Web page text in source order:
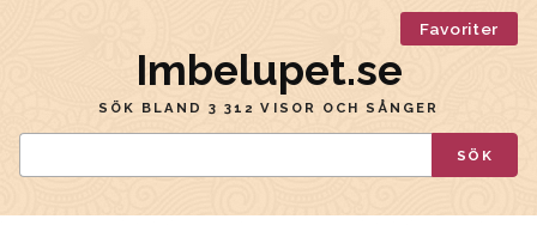
Favoriter
Imbelupet.se
SÖK BLAND 3 312 VISOR OCH SÅNGER
SÖK